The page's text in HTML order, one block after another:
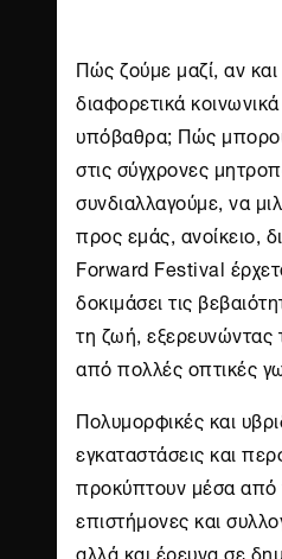
Πώς ζούμε μαζί, αν
διαφορετικά
υπόβαθρα; Πώς
στις σύγχρονες
συνδιαλλαγούμε, να
προς εμάς, ανοίκειο,
Forward Festival
δοκιμάσει τις
τη ζωή, εξερευνώντας
από πολλές οπτικές
Πολυμορφικές και
εγκαταστάσεις και
προκύπτουν μέσα από
επιστήμονες και
αλλά και έρευνα σε